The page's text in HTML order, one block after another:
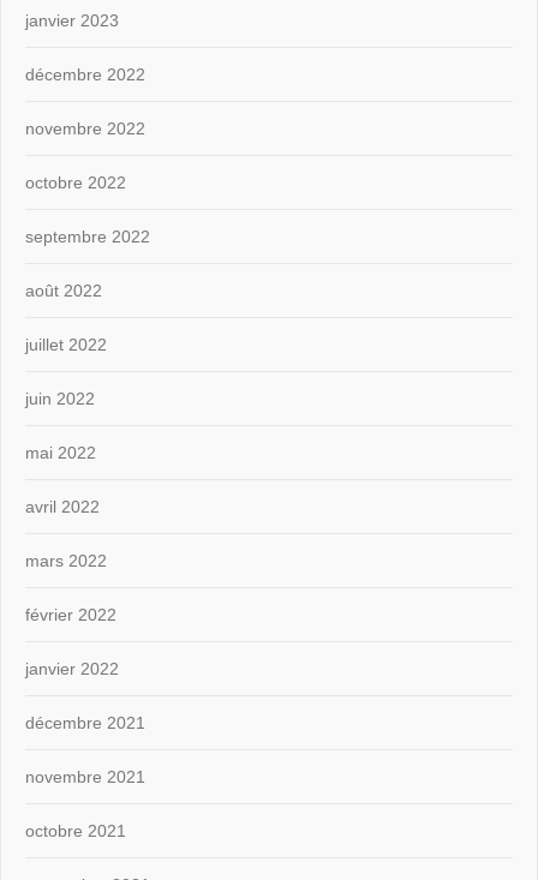
janvier 2023
décembre 2022
novembre 2022
octobre 2022
septembre 2022
août 2022
juillet 2022
juin 2022
mai 2022
avril 2022
mars 2022
février 2022
janvier 2022
décembre 2021
novembre 2021
octobre 2021